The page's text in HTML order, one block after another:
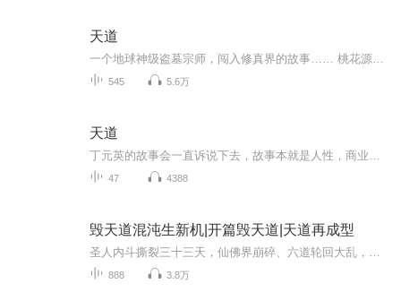
天道
545 5.6万
天道
47 4388
毁天道混沌生新机|开篇毁天道|天道再成型
888 3.8万